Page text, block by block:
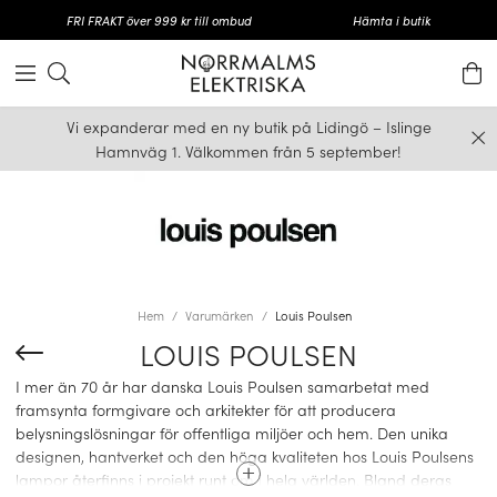
FRI FRAKT över 999 kr till ombud Hämta i butik
Vi expanderar med en ny butik på Lidingö – Islinge
Hamnväg 1. Välkommen från 5 september!
Hem Varumärken Louis Poulsen
LOUIS POULSEN
I mer än 70 år har danska Louis Poulsen samarbetat med
framsynta formgivare och arkitekter för att producera
belysningslösningar för offentliga miljöer och hem. Den unika
designen, hantverket och den höga kvaliteten hos Louis Poulsens
lampor återfinns i projekt runt om i hela världen. Bland deras